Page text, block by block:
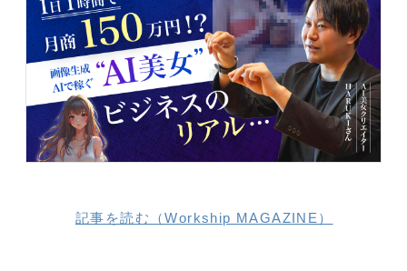
記事を読む（Workship MAGAZINE）